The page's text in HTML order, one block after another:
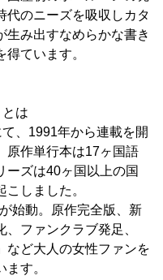
代のニーズを吸収しカタ
生み出すなめらかな書き
ています。
は
、1991年から連載を開
原作単行本は17ヶ国語
ーズは40ヶ国以上の国
しました。
始動。原作完全版、新
ファンクラブ発足、
など大人の女性ファンを
す。